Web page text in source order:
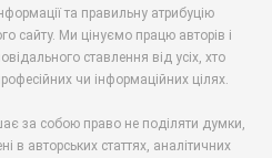
та правильну атрибуцію
сайту. Ми цінуємо працю авторів і
ставлення від усіх, хто
чи інформаційних цілях.
за собою право не поділяти думки,
в авторських статтях, аналітичних